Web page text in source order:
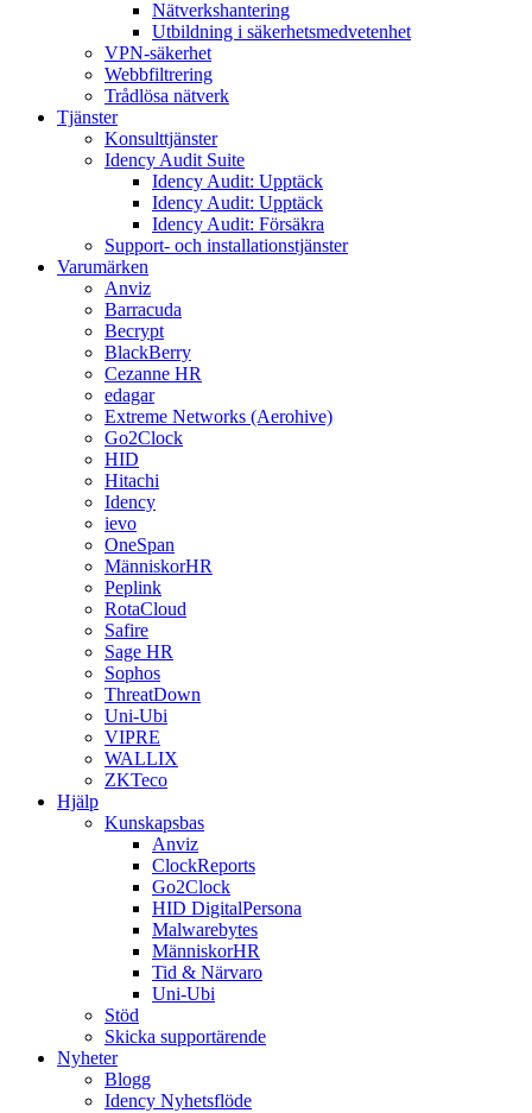
Nätverkshantering
Utbildning i säkerhetsmedvetenhet
VPN-säkerhet
Webbfiltrering
Trådlösa nätverk
Tjänster
Konsulttjänster
Idency Audit Suite
Idency Audit: Upptäck
Idency Audit: Upptäck
Idency Audit: Försäkra
Support- och installationstjänster
Varumärken
Anviz
Barracuda
Becrypt
BlackBerry
Cezanne HR
edagar
Extreme Networks (Aerohive)
Go2Clock
HID
Hitachi
Idency
ievo
OneSpan
MänniskorHR
Peplink
RotaCloud
Safire
Sage HR
Sophos
ThreatDown
Uni-Ubi
VIPRE
WALLIX
ZKTeco
Hjälp
Kunskapsbas
Anviz
ClockReports
Go2Clock
HID DigitalPersona
Malwarebytes
MänniskorHR
Tid & Närvaro
Uni-Ubi
Stöd
Skicka supportärende
Nyheter
Blogg
Idency Nyhetsflöde